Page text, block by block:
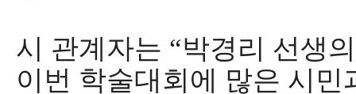
시 관계자는 “박경리 선생
이번 학술대회에 많은 시